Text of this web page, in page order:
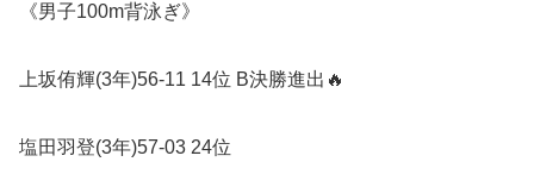
《男子100m背泳ぎ》
上坂侑輝(3年)56-11 14位 B決勝進出 🔥
塩田羽登(3年)57-03 24位